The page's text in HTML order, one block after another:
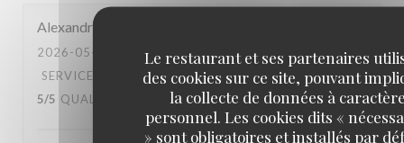
Le restaurant et ses partenaires
des cookies sur ce site, pouvant
la collecte de données à
personnel. Les cookies dits «
» sont obligatoires et installés par
Alexandra
2026-05-23
- 20:30 - COUVERTS 2
SERVICE
AMBIANCE: 5/5 CUISINE:
5/5 QUALITÉ / PRIX 5/5